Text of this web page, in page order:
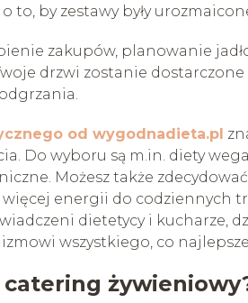
to, by zestawy były
zakupów, planowanie
drzwi zostanie
od wygodnadieta.pl
Do wyboru są m.in. diety
Możesz także
energii do codziennych
dietetycy i kucharze,
wszystkiego, co